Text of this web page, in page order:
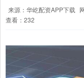
来源：华屹配资APP下载
查看：232